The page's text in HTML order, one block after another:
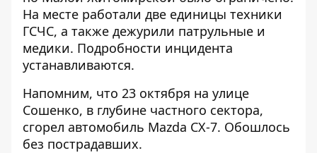
На месте работали две единицы техники
ГСЧС, а также дежурили патрульные и
медики. Подробности инцидента
устанавливаются.
Напомним, что 23 октября на улице
Сошенко, в глубине частного сектора,
сгорел автомобиль Mazda CX-7. Обошлось
без пострадавших.